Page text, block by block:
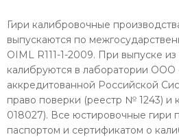
Гири калибровочные
выпускаются по
OIML R111-1-2009. При выпуске
калибруются в лаборатории
аккредитованной Российской
право поверки (реестр № 1243)
018027). Все юстировочные гири
паспортом и сертификатом о